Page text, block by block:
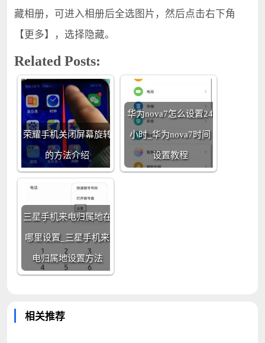
藏相册，可进入相册后全选图片，然后点击右下角
【更多】，选择隐藏。
Related Posts:
荣耀手机关闭屏幕旋转
的方法介绍
华为nova7怎么设置24
小时_华为nova7时间
设置教程
三星手机来电归属地在
哪里设置_三星手机来
电归属地设置方法
相关推荐